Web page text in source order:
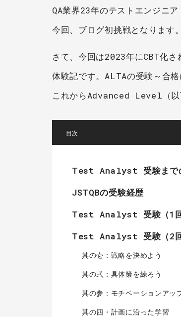
QA業界23年のテストエンジニア
今回、ブログ初挑戦となります
さて、今回は2023年にCBT
体験記です。ALTAの受験～合
これからAdvanced Level（以
Test Analyst 受験まで
JSTQBの受験経歴
Test Analyst 受験（1回
Test Analyst 受験（2回
其の壱：戦略を決めよう
其の弐：具体策を練ろう
其の参：モチベーションアッ
其の四・計画に沿った学習